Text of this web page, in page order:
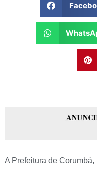
A Prefeitura de